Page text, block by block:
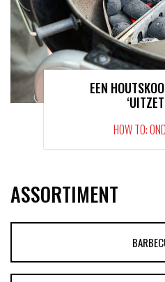
EEN
HOW TO:
ASSORTIMENT